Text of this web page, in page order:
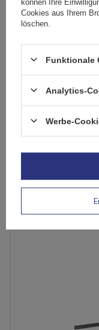
Mont Blanc Pro
201,19 €inkl. MwSt
Cookies aus Ihrem
löschen.
Funktionale
Analytics-
Werbe-